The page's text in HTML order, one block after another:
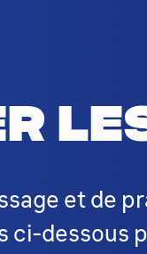
et de
dessous